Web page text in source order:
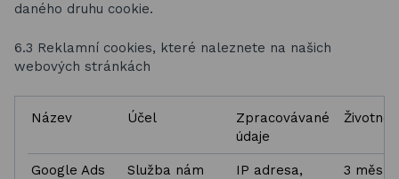
daného druhu cookie.
6.3 Reklamní cookies, které naleznete na našich
webových stránkách
Název Účel
Zpracovávané
údaje
Google Ads
Služba nám
IP adresa,
3